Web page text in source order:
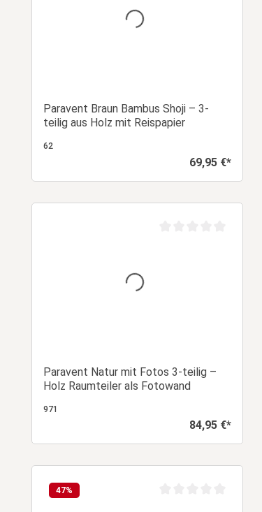
Paravent Braun Bambus Shoji – 3-
teilig aus Holz mit Reispapier
62
Regulärer Preis:
69,95 €*
Paravent Natur mit Fotos 3-teilig –
Holz Raumteiler als Fotowand
971
Regulärer Preis:
84,95 €*
47%